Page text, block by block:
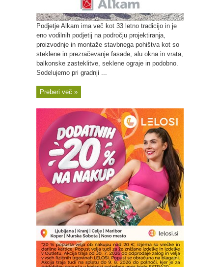
Podjetje Alkam ima več kot 33 letno tradicijo in je
eno vodilnih podjetij na področju projektiranja,
proizvodnje in montaže stavbnega pohištva kot so
steklene in prezračevanje fasade, alu okna in vrata,
balkonske zasteklitve, seklene ograje in podobno.
Sodelujemo pri gradnji ...
Preberi več »